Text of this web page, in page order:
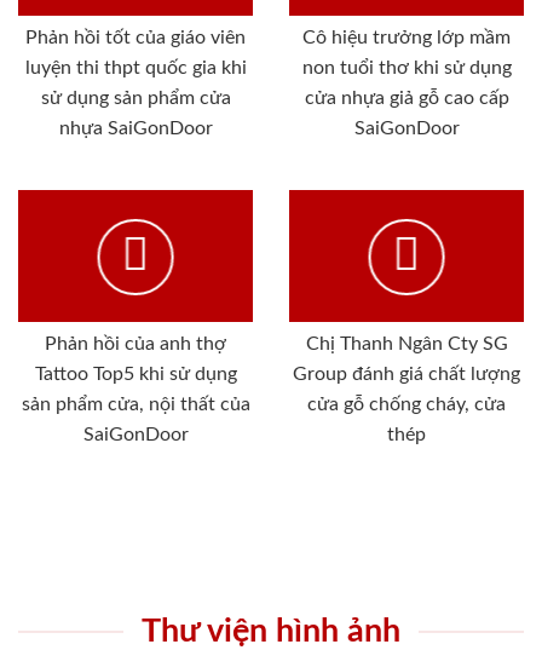
Phản hồi tốt của giáo viên
luyện thi thpt quốc gia khi
sử dụng sản phẩm cửa
nhựa SaiGonDoor
Cô hiệu trưởng lớp mầm
non tuổi thơ khi sử dụng
cửa nhựa giả gỗ cao cấp
SaiGonDoor
Phản hồi của anh thợ
Tattoo Top5 khi sử dụng
sản phẩm cửa, nội thất của
SaiGonDoor
Chị Thanh Ngân Cty SG
Group đánh giá chất lượng
cửa gỗ chống cháy, cửa
thép
Thư viện hình ảnh